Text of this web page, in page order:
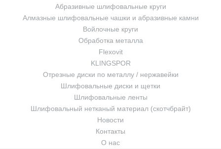
Абразивные шлифовальные круги
Алмазные шлифовальные чашки и абразивные камни
Войлочные круги
Обработка металла
Flexovit
KLINGSPOR
Отрезные диски по металлу / нержавейки
Шлифовальные диски и щетки
Шлифовальные ленты
Шлифовальный нетканый материал (скотчбрайт)
Новости
Контакты
О нас